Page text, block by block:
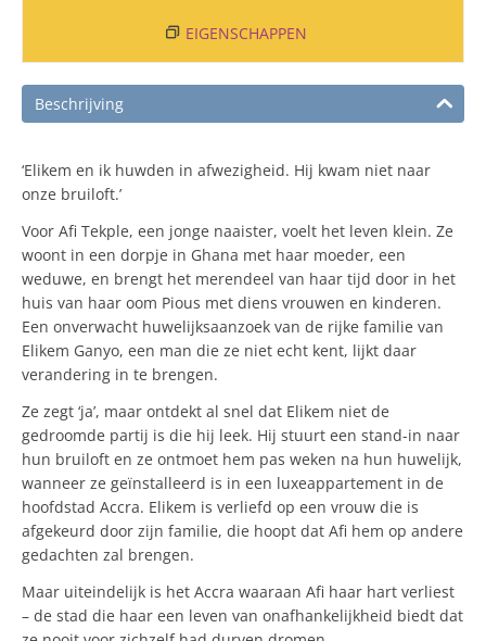
EIGENSCHAPPEN
Beschrijving
‘Elikem en ik huwden in afwezigheid. Hij kwam niet naar
onze bruiloft.’
Voor Afi Tekple, een jonge naaister, voelt het leven klein. Ze
woont in een dorpje in Ghana met haar moeder, een
weduwe, en brengt het merendeel van haar tijd door in het
huis van haar oom Pious met diens vrouwen en kinderen.
Een onverwacht huwelijksaanzoek van de rijke familie van
Elikem Ganyo, een man die ze niet echt kent, lijkt daar
verandering in te brengen.
Ze zegt ‘ja’, maar ontdekt al snel dat Elikem niet de
gedroomde partij is die hij leek. Hij stuurt een stand-in naar
hun bruiloft en ze ontmoet hem pas weken na hun huwelijk,
wanneer ze geïnstalleerd is in een luxeappartement in de
hoofdstad Accra. Elikem is verliefd op een vrouw die is
afgekeurd door zijn familie, die hoopt dat Afi hem op andere
gedachten zal brengen.
Maar uiteindelijk is het Accra waaraan Afi haar hart verliest
– de stad die haar een leven van onafhankelijkheid biedt dat